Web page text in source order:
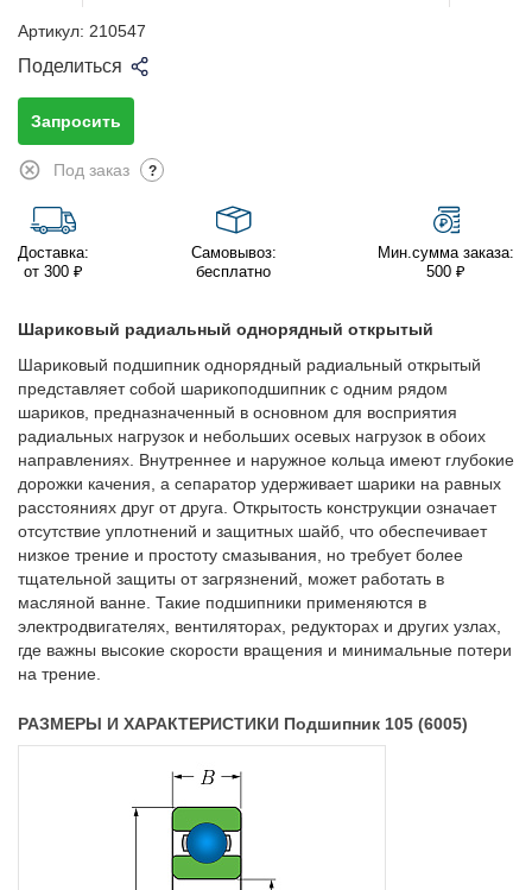
Артикул: 210547
Поделиться
Запросить
Под заказ ?
Доставка:
от 300 ₽
Самовывоз:
бесплатно
Мин.сумма заказа:
500 ₽
Шариковый радиальный однорядный открытый
Шариковый подшипник однорядный радиальный открытый
представляет собой шарикоподшипник с одним рядом
шариков, предназначенный в основном для восприятия
радиальных нагрузок и небольших осевых нагрузок в обоих
направлениях. Внутреннее и наружное кольца имеют глубокие
дорожки качения, а сепаратор удерживает шарики на равных
расстояниях друг от друга. Открытость конструкции означает
отсутствие уплотнений и защитных шайб, что обеспечивает
низкое трение и простоту смазывания, но требует более
тщательной защиты от загрязнений, может работать в
масляной ванне. Такие подшипники применяются в
электродвигателях, вентиляторах, редукторах и других узлах,
где важны высокие скорости вращения и минимальные потери
на трение.
РАЗМЕРЫ И ХАРАКТЕРИСТИКИ Подшипник 105 (6005)